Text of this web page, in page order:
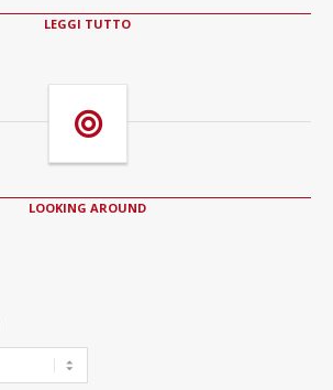
LEGGI TUTTO
LOOKING AROUND